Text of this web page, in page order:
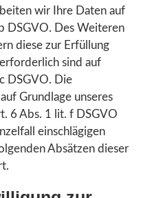
wir Ihre Daten auf
DSGVO. Des Weiteren
diese zur Erfüllung
sind auf
DSGVO. Die
Grundlage unseres
6 Abs. 1 lit. f DSGVO
einschlägigen
Absätzen dieser